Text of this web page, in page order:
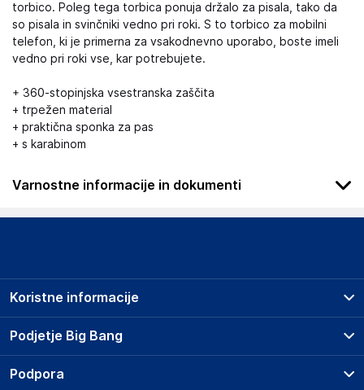
torbico. Poleg tega torbica ponuja držalo za pisala, tako da
so pisala in svinčniki vedno pri roki. S to torbico za mobilni
telefon, ki je primerna za vsakodnevno uporabo, boste imeli
vedno pri roki vse, kar potrebujete.
+ 360-stopinjska vsestranska zaščita
+ trpežen material
+ praktična sponka za pas
+ s karabinom
Varnostne informacije in dokumenti
.
izdelka in lahko vključujejo ključne varnostne informacije,
povezane z določenim izdelkom.
Podjetje Big Bang
O podjetju
Koristne informacije
Prodajna mesta
Storitve
Podpora